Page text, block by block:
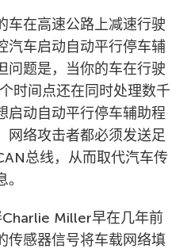
车在高速公路上减速行驶
汽车启动自动平行停车辅
问题是，当你的车在行驶
时间点还在同时处理数千
启动自动平行停车辅助程
网络攻击者都必须发送足
总线，从而取代汽车传
Miller早在几年前
传感器信号将车载网络填